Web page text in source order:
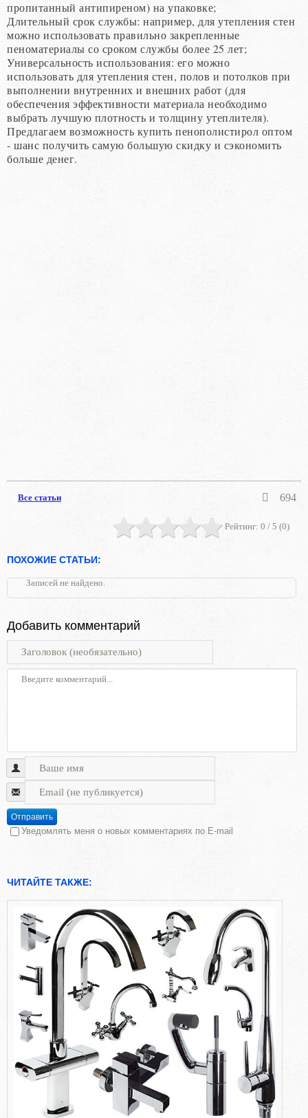
пропитанный антипиреном) на упаковке;
Длительный срок службы: например, для утепления стен
можно использовать правильно закрепленные
пеноматериалы со сроком службы более 25 лет;
Универсальность использования: его можно
использовать для утепления стен, полов и потолков при
выполнении внутренних и внешних работ (для
обеспечения эффективности материала необходимо
выбрать лучшую плотность и толщину утеплителя).
Предлагаем возможность купить пенополистирол оптом
- шанс получить самую большую скидку и сэкономить
больше денег.
Все статьи 694
Рейтинг: 0 / 5 (0)
ПОХОЖИЕ СТАТЬИ:
Записей не найдено.
Добавить комментарий
Отправить
Уведомлять меня о новых комментариях по E-mail
ЧИТАЙТЕ ТАКЖЕ: